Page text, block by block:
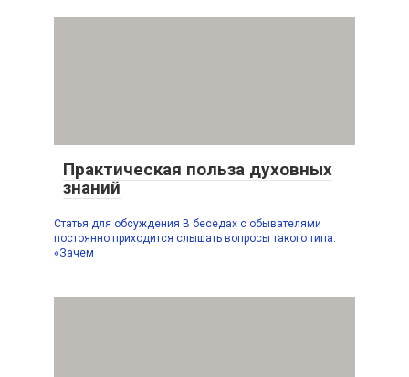
Практическая польза духовных
знаний
Статья для обсуждения В беседах с обывателями
постоянно приходится слышать вопросы такого типа:
«Зачем